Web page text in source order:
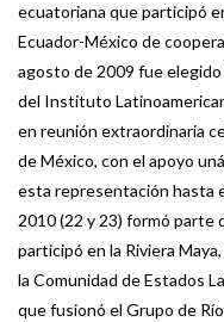
ecuatoriana que participó
Ecuador-México de
agosto de 2009 fue
del Instituto
en reunión extraordinaria
de México, con el apoyo
esta representación hasta
2010 (22 y 23) formó parte
participó en la Riviera
la Comunidad de Estados
que fusionó el Grupo de